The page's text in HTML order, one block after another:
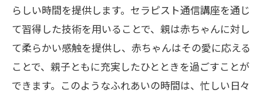
専門家に質問できる安心の環境
忙しいママにおすすめセラピスト通信講座で
スキルアップ
効率的に学べるベビーマッサージの秘訣
らしい時間を提供します。セラピスト通信講座を通じ
て習得した技術を用いることで、親は赤ちゃんに対し
て柔らかい感触を提供し、赤ちゃんはその愛に応える
ことで、親子ともに充実したひとときを過ごすことが
できます。このようなふれあいの時間は、忙しい日々